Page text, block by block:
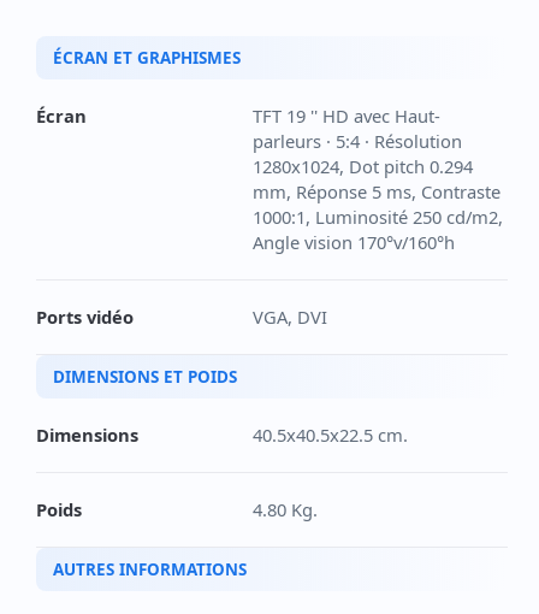
ÉCRAN ET GRAPHISMES
Écran
TFT 19 '' HD avec Haut-
parleurs · 5:4 · Résolution
1280x1024, Dot pitch 0.294
mm, Réponse 5 ms, Contraste
1000:1, Luminosité 250 cd/m2,
Angle vision 170°v/160°h
Ports vidéo VGA, DVI
DIMENSIONS ET POIDS
Dimensions 40.5x40.5x22.5 cm.
Poids 4.80 Kg.
AUTRES INFORMATIONS